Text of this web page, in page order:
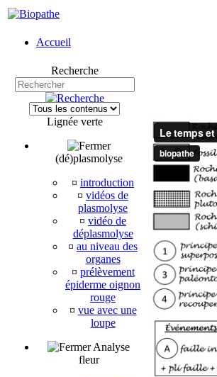
Accueil
Recherche
Lignée verte
(dé)plasmolyse
¤ introduction
¤ vidéos de
plasmolyse
¤ vidéo de
déplasmolyse
¤ au niveau des
organes
¤ prélèvement
épiderme oignon
rouge
¤ vue avec une
loupe
Analyse
fleur